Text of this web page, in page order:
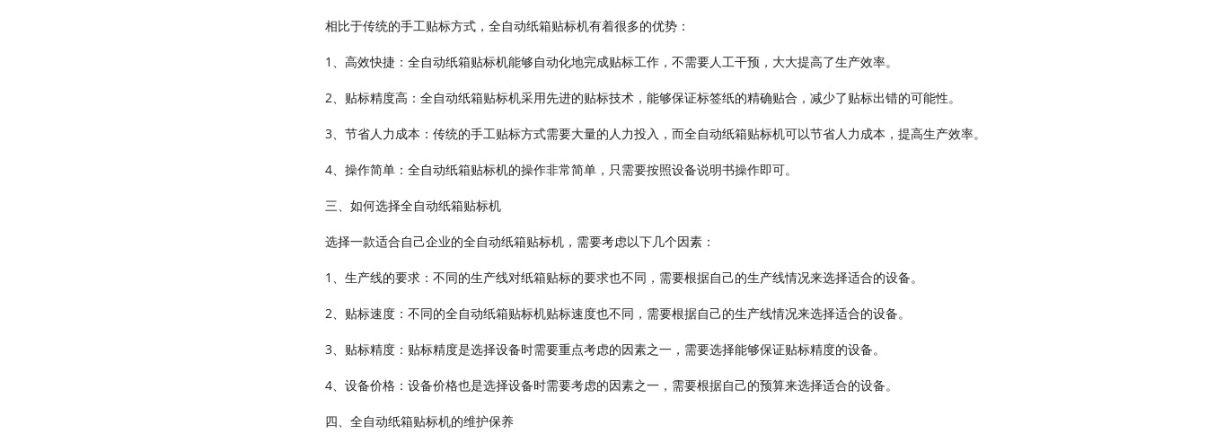
相比于传统的手工贴标方式，全自动纸箱贴标机有着很多的优势：
1、高效快捷：全自动纸箱贴标机能够自动化地完成贴标工作，不需要人工干预，大大提高了生产效率。
2、贴标精度高：全自动纸箱贴标机采用先进的贴标技术，能够保证标签纸的精确贴合，减少了贴标出错的可能性。
3、节省人力成本：传统的手工贴标方式需要大量的人力投入，而全自动纸箱贴标机可以节省人力成本，提高生产效率。
4、操作简单：全自动纸箱贴标机的操作非常简单，只需要按照设备说明书操作即可。
三、如何选择全自动纸箱贴标机
选择一款适合自己企业的全自动纸箱贴标机，需要考虑以下几个因素：
1、生产线的要求：不同的生产线对纸箱贴标的要求也不同，需要根据自己的生产线情况来选择适合的设备。
2、贴标速度：不同的全自动纸箱贴标机贴标速度也不同，需要根据自己的生产线情况来选择适合的设备。
3、贴标精度：贴标精度是选择设备时需要重点考虑的因素之一，需要选择能够保证贴标精度的设备。
4、设备价格：设备价格也是选择设备时需要考虑的因素之一，需要根据自己的预算来选择适合的设备。
四、全自动纸箱贴标机的维护保养